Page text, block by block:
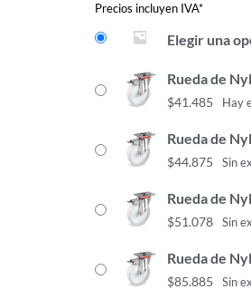
Precios incluyen IVA*
Elegir una
Rueda de
$41.485 Hay
Rueda de
$44.875 Sin
Rueda de
$51.078 Sin
Rueda de
$85.885 Sin